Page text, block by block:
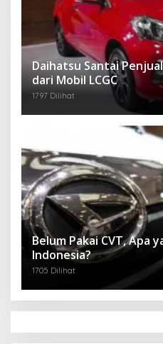
Daihatsu Santai
dari Mobil LCGC
1797 Dilihat
Belum Pakai CVT, Apa
Indonesia?
1705 Dilihat